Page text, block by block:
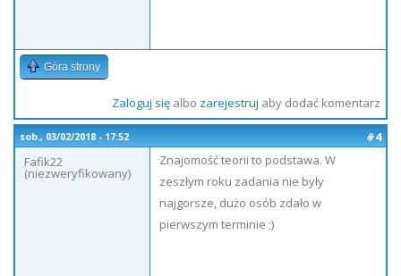
Góra strony
Zaloguj sięalbo zarejestruj aby dodać komentarz
sob., 03/02/2018 - 17:52
#4
Fafik22
(niezweryfikowany)
Znajomość teorii to podstawa. W
zeszłym roku zadania nie były
najgorsze, dużo osób zdało w
pierwszym terminie ;)